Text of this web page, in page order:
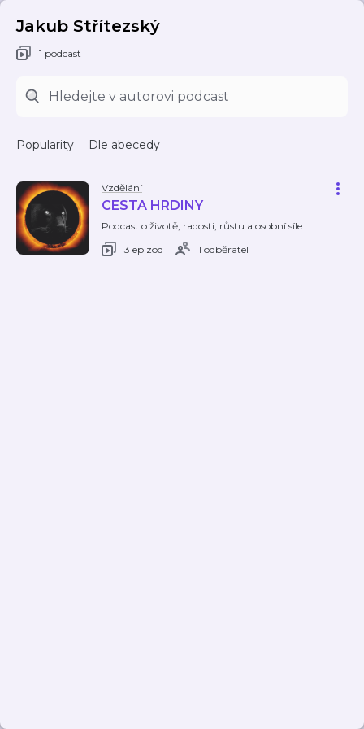
Jakub Střítezský
1 podcast
Popularity Dle abecedy
Vzdělání
CESTA HRDINY
Podcast o životě, radosti, růstu a osobní síle.
3 epizod
1 odběratel